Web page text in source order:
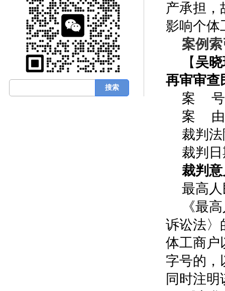
产承担，
影响个体
案例
【 吴
再审审查
案 号
案 由
裁判
裁判
裁判
最高
《最
诉讼法〉
体工商户
字号的，
同时注明